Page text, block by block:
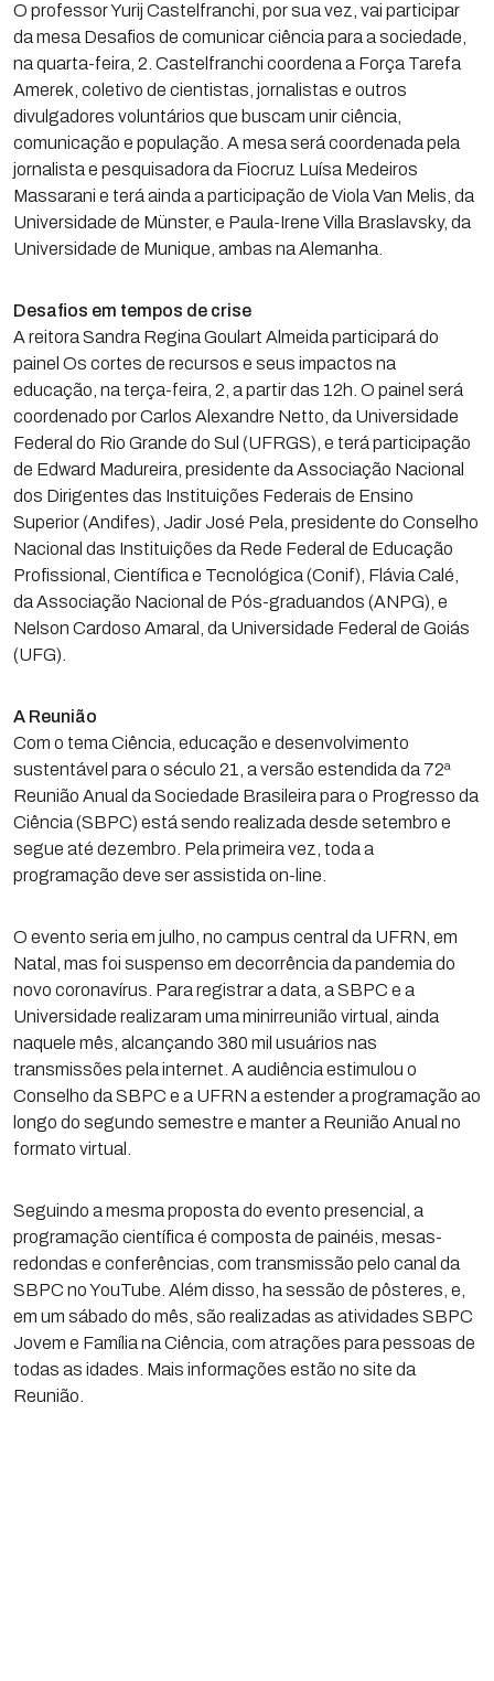
O professor Yurij Castelfranchi, por sua vez, vai participar
da mesa Desafios de comunicar ciência para a sociedade,
na quarta-feira, 2. Castelfranchi coordena a Força Tarefa
Amerek, coletivo de cientistas, jornalistas e outros
divulgadores voluntários que buscam unir ciência,
comunicação e população. A mesa será coordenada pela
jornalista e pesquisadora da Fiocruz Luísa Medeiros
Massarani e terá ainda a participação de Viola Van Melis, da
Universidade de Münster, e Paula-Irene Villa Braslavsky, da
Universidade de Munique, ambas na Alemanha.
Desafios em tempos de crise
A reitora Sandra Regina Goulart Almeida participará do
painel Os cortes de recursos e seus impactos na
educação, na terça-feira, 2, a partir das 12h. O painel será
coordenado por Carlos Alexandre Netto, da Universidade
Federal do Rio Grande do Sul (UFRGS), e terá participação
de Edward Madureira, presidente da Associação Nacional
dos Dirigentes das Instituições Federais de Ensino
Superior (Andifes), Jadir José Pela, presidente do Conselho
Nacional das Instituições da Rede Federal de Educação
Profissional, Científica e Tecnológica (Conif), Flávia Calé,
da Associação Nacional de Pós-graduandos (ANPG), e
Nelson Cardoso Amaral, da Universidade Federal de Goiás
(UFG).
A Reunião
Com o tema Ciência, educação e desenvolvimento
sustentável para o século 21, a versão estendida da 72ª
Reunião Anual da Sociedade Brasileira para o Progresso da
Ciência (SBPC) está sendo realizada desde setembro e
segue até dezembro. Pela primeira vez, toda a
programação deve ser assistida on-line.
O evento seria em julho, no campus central da UFRN, em
Natal, mas foi suspenso em decorrência da pandemia do
novo coronavírus. Para registrar a data, a SBPC e a
Universidade realizaram uma minirreunião virtual, ainda
naquele mês, alcançando 380 mil usuários nas
transmissões pela internet. A audiência estimulou o
Conselho da SBPC e a UFRN a estender a programação ao
longo do segundo semestre e manter a Reunião Anual no
formato virtual.
Seguindo a mesma proposta do evento presencial, a
programação científica é composta de painéis, mesas-
redondas e conferências, com transmissão pelo canal da
SBPC no YouTube. Além disso, ha sessão de pôsteres, e,
em um sábado do mês, são realizadas as atividades SBPC
Jovem e Família na Ciência, com atrações para pessoas de
todas as idades. Mais informações estão no site da
Reunião.